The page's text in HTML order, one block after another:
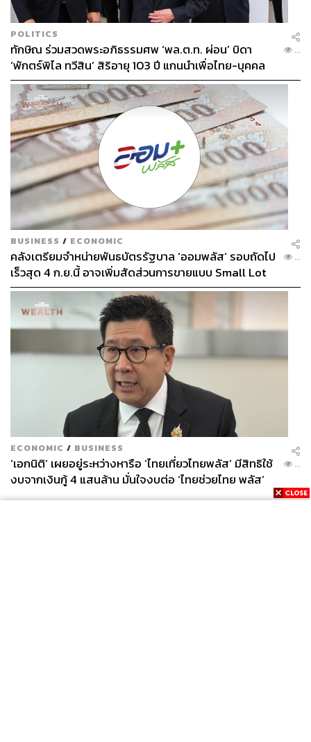
POLITICS
ทักษิณ ร่วมสวดพระอภิธรรมศพ ‘พล.ต.ท. ผ่อน’ บิดา
‘พักตร์พิไล ทวีสิน’ สิริอายุ 103 ปี แกนนำเพื่อไทย-บุคคล
หลากวงการร่วมอาลัย
...
BUSINESS / ECONOMIC
คลังเตรียมจำหน่ายพันธบัตรรัฐบาล ‘ออมพลัส’ รอบถัดไป
เร็วสุด 4 ก.ย.นี้ อาจเพิ่มสัดส่วนการขายแบบ Small Lot
First มากขึ้น
...
ECONOMIC / BUSINESS
‘เอกนิติ’ เผยอยู่ระหว่างหารือ ‘ไทยเที่ยวไทยพลัส’ มีสิทธิใช้
งบจากเงินกู้ 4 แสนล้าน มั่นใจงบต่อ ‘ไทยช่วยไทย พลัส’
เฟส 2 มีเพียงพอ
...